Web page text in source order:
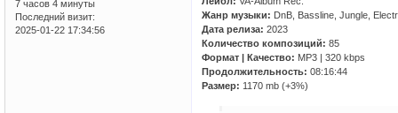
7 часов 4 минуты
Последний визит:
2025-01-22 17:34:56
Жанр музыки: DnB, Bassline, Jungle,
Дата релиза: 2023
Количество композиций: 85
Формат | Качество: MP3 | 320 kbps
Продолжительность: 08:16:44
Размер: 1170 mb (+3%)